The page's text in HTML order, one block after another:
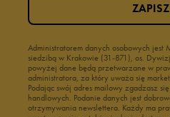
Administratorem danych osobowych jest
siedzibą w Krakowie (31-871), os.
powyżej dane będą przetwarzane w
administratora, za który uważa się
Podając swój adres mailowy zgadzasz
handlowych. Podanie danych jest
otrzymywania newslettera. Każdy ma